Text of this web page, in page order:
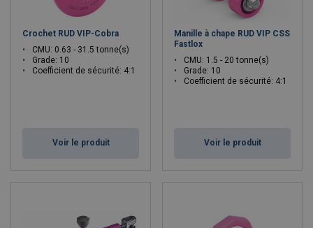
Crochet RUD VIP-Cobra
CMU: 0.63 - 31.5 tonne(s)
Grade: 10
Coefficient de sécurité: 4:1
Voir le produit
Manille à chape RUD VIP CSS
Fastlox
CMU: 1.5 - 20 tonne(s)
Grade: 10
Coefficient de sécurité: 4:1
Voir le produit